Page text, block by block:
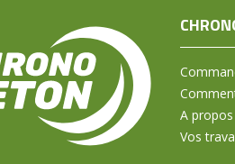
A propos
Vos